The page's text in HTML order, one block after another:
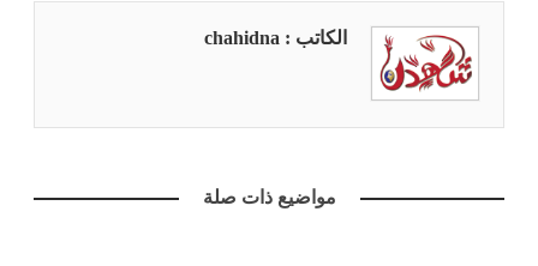
الكاتب : chahidna
مواضيع ذات صلة